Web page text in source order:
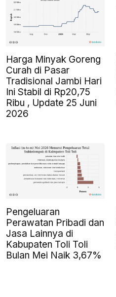
Harga Minyak Goreng
Curah di Pasar
Tradisional Jambi Hari
Ini Stabil di Rp20,75
Ribu , Update 25 Juni
2026
Pengeluaran
Perawatan Pribadi dan
Jasa Lainnya di
Kabupaten Toli Toli
Bulan Mei Naik 3,67%